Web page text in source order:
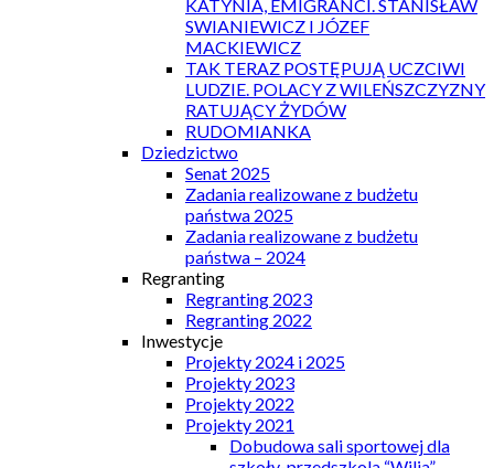
KATYNIA, EMIGRANCI. STANISŁAW
SWIANIEWICZ I JÓZEF
MACKIEWICZ
TAK TERAZ POSTĘPUJĄ UCZCIWI
LUDZIE. POLACY Z WILEŃSZCZYZNY
RATUJĄCY ŻYDÓW
RUDOMIANKA
Dziedzictwo
Senat 2025
Zadania realizowane z budżetu
państwa 2025
Zadania realizowane z budżetu
państwa – 2024
Regranting
Regranting 2023
Regranting 2022
Inwestycje
Projekty 2024 i 2025
Projekty 2023
Projekty 2022
Projekty 2021
Dobudowa sali sportowej dla